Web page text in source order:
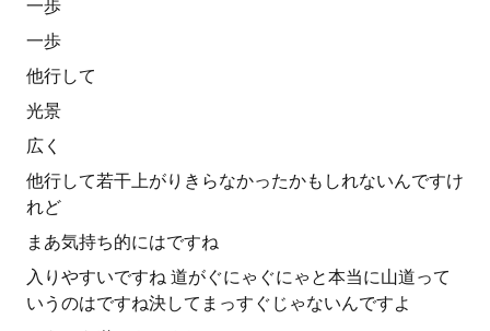
一歩
一歩
他行して
光景
広く
他行して若干上がりきらなかったかもしれないんですけ
れど
まあ気持ち的にはですね
入りやすいですね 道がぐにゃぐにゃと本当に山道って
いうのはですね決してまっすぐじゃないんですよ